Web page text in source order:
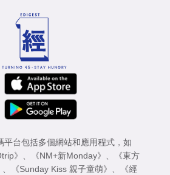
平台包括多個網站和應用程式，如
》 、 《NM+新Monday》 、
《東方
、 《Sunday Kiss 親子童萌》 、
《經